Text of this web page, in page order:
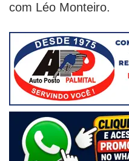
com Léo Monteiro.